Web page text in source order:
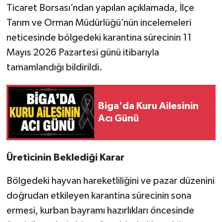
Ticaret Borsası’ndan yapılan açıklamada, İlçe
Tarım ve Orman Müdürlüğü’nün incelemeleri
neticesinde bölgedeki karantina sürecinin 11
Mayıs 2026 Pazartesi günü itibarıyla
tamamlandığı bildirildi.
Biga'da Kuru Ailesinin
Acı Günü
Üreticinin Beklediği Karar
Bölgedeki hayvan hareketliliğini ve pazar düzenini
doğrudan etkileyen karantina sürecinin sona
ermesi, kurban bayramı hazırlıkları öncesinde
Siyaset
Spor
Tarım ve Ekonomi
Teknoloji
Ulusal